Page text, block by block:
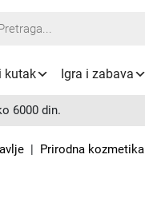
kutak Igra i zabava
6000 din.
| Prirodna kozmetika